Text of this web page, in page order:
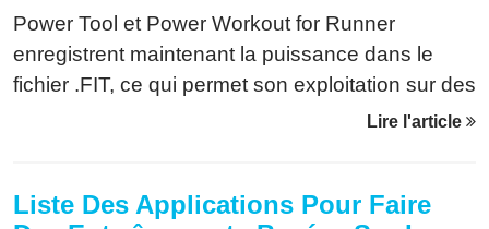
Power Tool et Power Workout for Runner
enregistrent maintenant la puissance dans le
fichier .FIT, ce qui permet son exploitation sur des
plateformes sans installer le champ de donnée
Lire l'article
Liste Des Applications Pour Faire